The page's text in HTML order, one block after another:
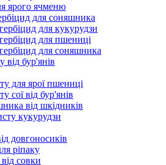
ярого ячменю
для соняшника
для кукурудзи
для пшениці
для соняшника
від бур'янів
для ярої пшениці
сої від бур'янів
від шкідників
кукурудзи
довгоносиків
ріпаку
совки